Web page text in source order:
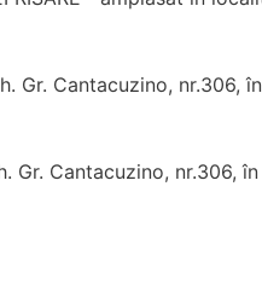
Cantacuzino, nr.306,
Cantacuzino, nr.306,